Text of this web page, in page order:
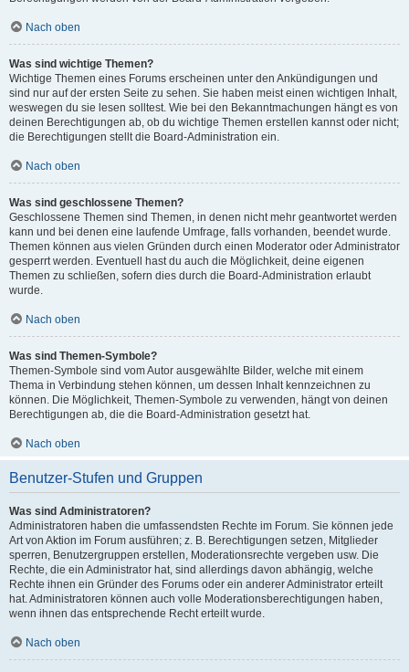
Nach oben
Was sind wichtige Themen?
Wichtige Themen eines Forums erscheinen unter den Ankündigungen und
sind nur auf der ersten Seite zu sehen. Sie haben meist einen wichtigen Inhalt,
weswegen du sie lesen solltest. Wie bei den Bekanntmachungen hängt es von
deinen Berechtigungen ab, ob du wichtige Themen erstellen kannst oder nicht;
die Berechtigungen stellt die Board-Administration ein.
Nach oben
Was sind geschlossene Themen?
Geschlossene Themen sind Themen, in denen nicht mehr geantwortet werden
kann und bei denen eine laufende Umfrage, falls vorhanden, beendet wurde.
Themen können aus vielen Gründen durch einen Moderator oder Administrator
gesperrt werden. Eventuell hast du auch die Möglichkeit, deine eigenen
Themen zu schließen, sofern dies durch die Board-Administration erlaubt
wurde.
Nach oben
Was sind Themen-Symbole?
Themen-Symbole sind vom Autor ausgewählte Bilder, welche mit einem
Thema in Verbindung stehen können, um dessen Inhalt kennzeichnen zu
können. Die Möglichkeit, Themen-Symbole zu verwenden, hängt von deinen
Berechtigungen ab, die die Board-Administration gesetzt hat.
Nach oben
Benutzer-Stufen und Gruppen
Was sind Administratoren?
Administratoren haben die umfassendsten Rechte im Forum. Sie können jede
Art von Aktion im Forum ausführen; z. B. Berechtigungen setzen, Mitglieder
sperren, Benutzergruppen erstellen, Moderationsrechte vergeben usw. Die
Rechte, die ein Administrator hat, sind allerdings davon abhängig, welche
Rechte ihnen ein Gründer des Forums oder ein anderer Administrator erteilt
hat. Administratoren können auch volle Moderationsberechtigungen haben,
wenn ihnen das entsprechende Recht erteilt wurde.
Nach oben